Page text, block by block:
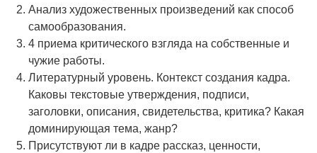
Анализ художественных произведений как способ
самообразования.
4 приема критического взгляда на собственные и
чужие работы.
Литературный уровень. Контекст создания кадра.
Каковы текстовые утверждения, подписи,
заголовки, описания, свидетельства, критика? Какая
доминирующая тема, жанр?
Присутствуют ли в кадре рассказ, ценности,